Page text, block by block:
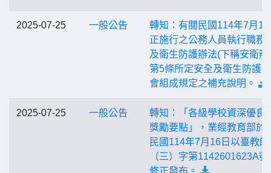
2025-07-25 一般公告
轉知：有關民國114年7月1
正施行之公務人員執行職務
及衛生防護辦法(下稱安衛辦
第5條所定安全及衛生防護
會組成規定之補充說明。
2025-07-25 一般公告
轉知：「各級學校資深優良
獎勵要點」，業經教育部於
民國114年7月16日以臺教師
（三）字第1142601623A號
修正發布。